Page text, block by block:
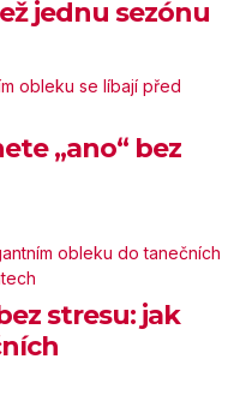
jednu sezónu
„ano“ bez
stresu: jak